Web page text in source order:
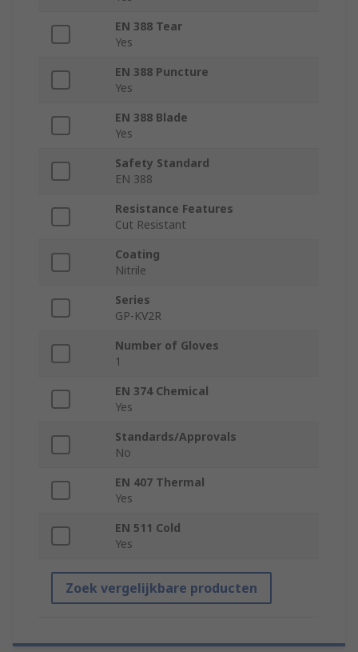
EN 388 Tear
Yes
EN 388 Puncture
Yes
EN 388 Blade
Yes
Safety Standard
EN 388
Resistance Features
Cut Resistant
Coating
Nitrile
Series
GP-KV2R
Number of Gloves
1
EN 374 Chemical
Yes
Standards/Approvals
No
EN 407 Thermal
Yes
EN 511 Cold
Yes
Zoek vergelijkbare producten